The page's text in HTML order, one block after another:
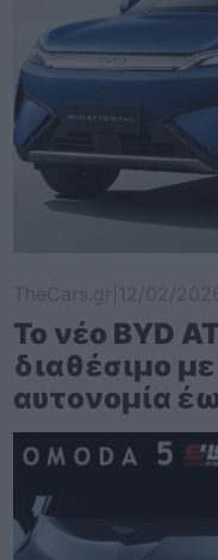
Το νέο BYD
διαθέσιμο
αυτονομία